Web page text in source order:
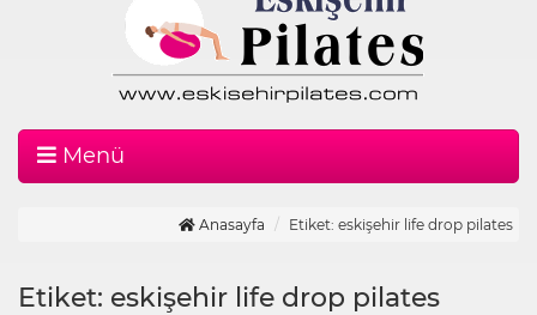
Menü
Anasayfa Etiket: eskişehir life drop pilates
Etiket: eskişehir life drop pilates